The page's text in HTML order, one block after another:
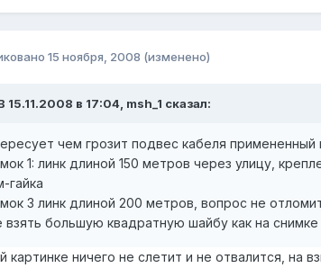
15 ноября, 2008 (изменено)
15.11.2008 в 17:04, msh_1 сказал:
чем грозит подвес кабеля примененный
1: линк длиной 150 метров через улицу,
гайка
3 линк длиной 200 метров, вопрос не
взять большую квадратную шайбу как на
картинке ничего не слетит и не отвалится, на